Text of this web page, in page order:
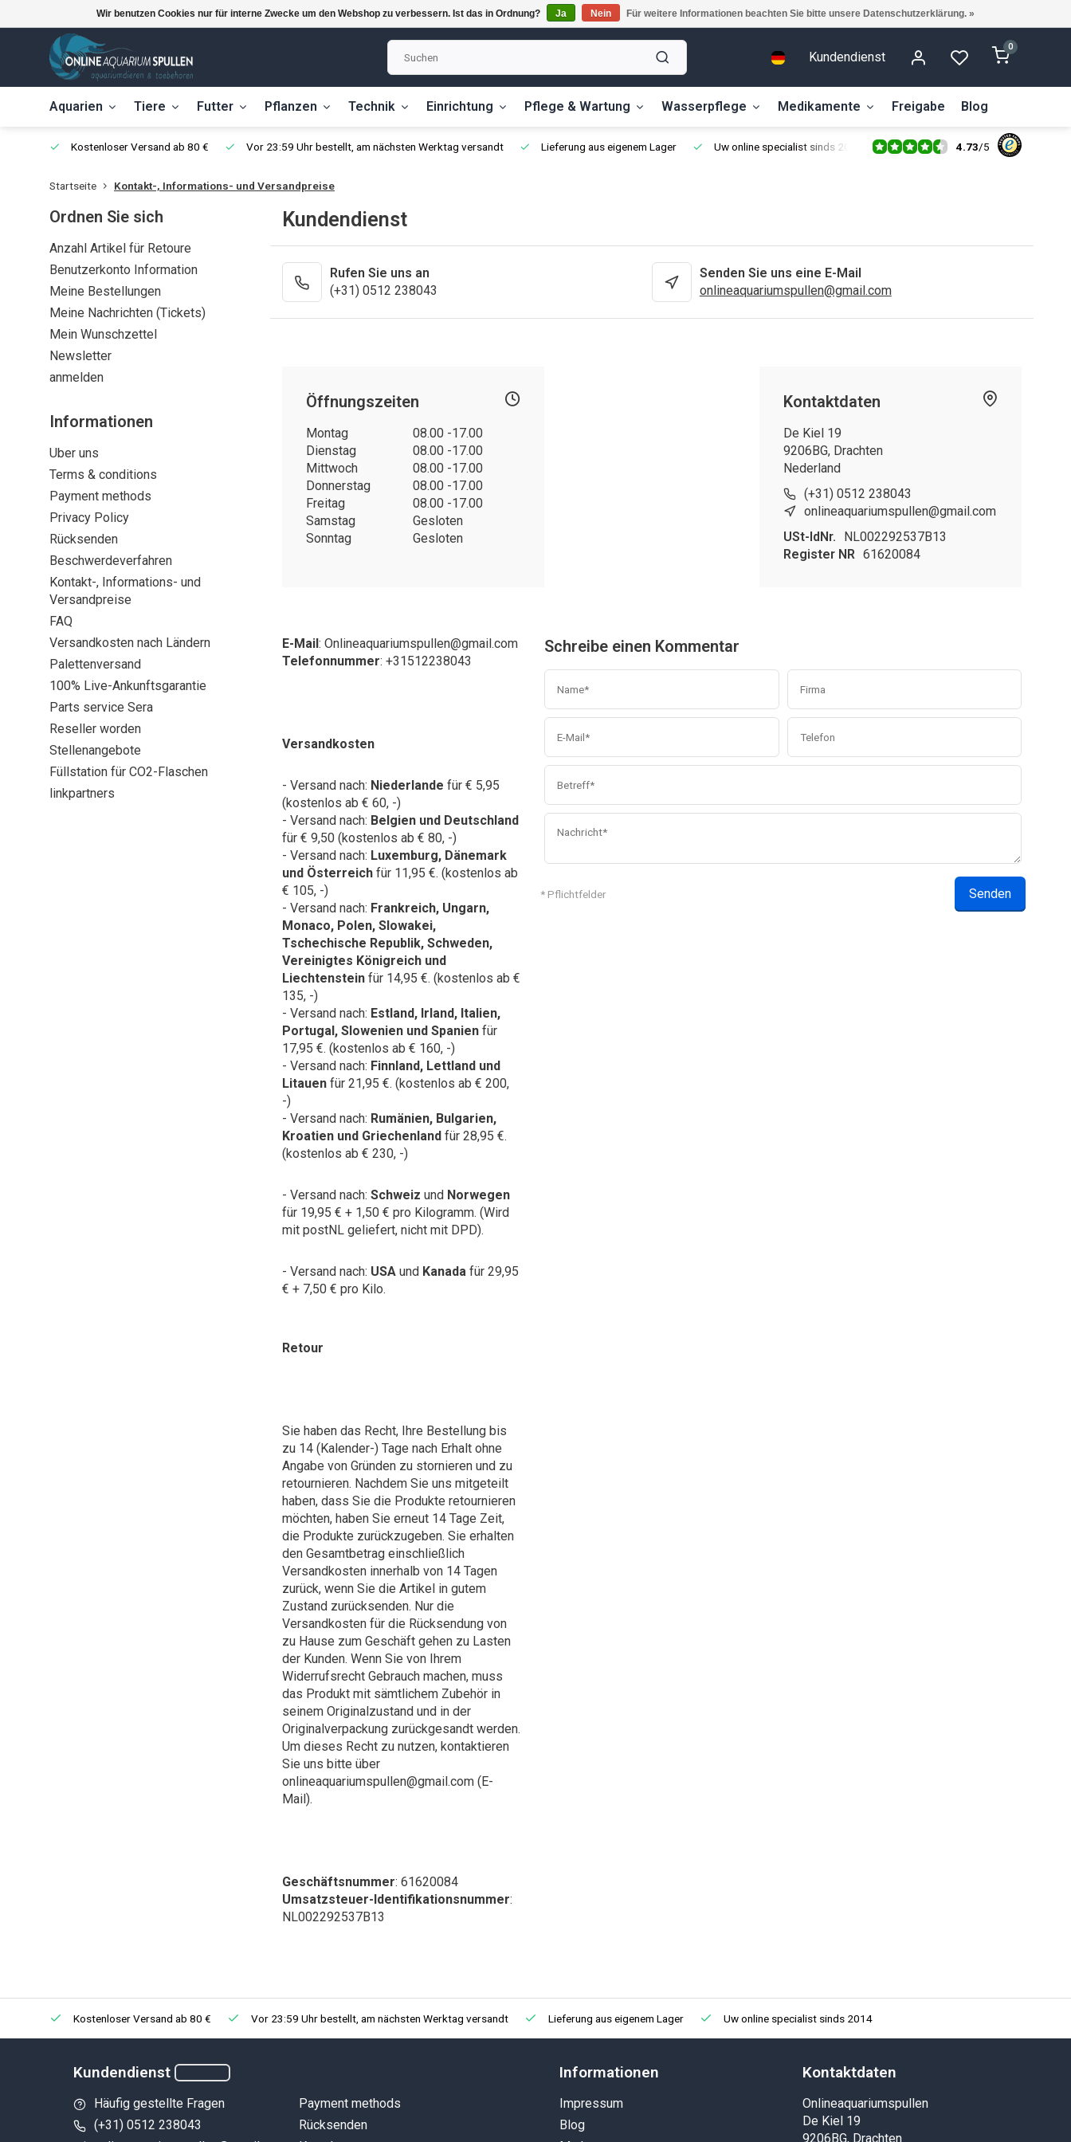
Kundendienst
0
Aquarien Tiere Futter Pflanzen Technik Einrichtung Pflege & Wartung Wasserpflege Medikamente Freigabe Blog
Kostenloser Versand ab 80 € Vor 23:59 Uhr bestellt, am nächsten Werktag versandt Lieferung aus eigenem Lager Uw online specialist sinds 2014 4.73/5
Startseite Kontakt-, Informations- und Versandpreise
Ordnen Sie sich
Anzahl Artikel für Retoure
Benutzerkonto Information
Meine Bestellungen
Meine Nachrichten (Tickets)
Mein Wunschzettel
Newsletter
anmelden
Informationen
Uber uns
Terms & conditions
Payment methods
Privacy Policy
Rücksenden
Beschwerdeverfahren
Kontakt-, Informations- und
Versandpreise
FAQ
Versandkosten nach Ländern
Palettenversand
100% Live-Ankunftsgarantie
Parts service Sera
Reseller worden
Stellenangebote
Füllstation für CO2-Flaschen
linkpartners
Kundendienst
Rufen Sie uns an
(+31) 0512 238043
Senden Sie uns eine E-Mail
onlineaquariumspullen@gmail.com
Öffnungszeiten
Montag
08.00 -17.00
Dienstag
08.00 -17.00
Mittwoch
08.00 -17.00
Donnerstag
08.00 -17.00
Freitag
08.00 -17.00
Samstag
Gesloten
Sonntag
Gesloten
Kontaktdaten
De Kiel 19
9206BG, Drachten
Nederland
(+31) 0512 238043
onlineaquariumspullen@gmail.com
USt-IdNr.
NL002292537B13
Register NR 61620084
E-Mail: Onlineaquariumspullen@gmail.com
Telefonnummer: +31512238043
Versandkosten
- Versand nach: Niederlande für € 5,95
(kostenlos ab € 60, -)
- Versand nach: Belgien und Deutschland
für € 9,50 (kostenlos ab € 80, -)
- Versand nach: Luxemburg, Dänemark
und Österreichfür 11,95 €. (kostenlos ab
€ 105, -)
- Versand nach: Frankreich, Ungarn,
Monaco, Polen, Slowakei,
Tschechische Republik, Schweden,
Vereinigtes Königreich und
Liechtensteinfür 14,95 €. (kostenlos ab €
135, -)
- Versand nach: Estland, Irland, Italien,
Portugal, Slowenien und Spanienfür
17,95 €. (kostenlos ab € 160, -)
- Versand nach: Finnland, Lettland und
Litauenfür 21,95 €. (kostenlos ab € 200,
-)
- Versand nach: Rumänien, Bulgarien,
Kroatien und Griechenlandfür 28,95 €.
(kostenlos ab € 230, -)
- Versand nach: Schweiz und Norwegen
für 19,95 € + 1,50 € pro Kilogramm. (Wird
mit postNL geliefert, nicht mit DPD).
- Versand nach: USAund Kanadafür 29,95
€ + 7,50 € pro Kilo.
Retour
Sie haben das Recht, Ihre Bestellung bis
zu 14 (Kalender-) Tage nach Erhalt ohne
Angabe von Gründen zu stornieren und zu
retournieren. Nachdem Sie uns mitgeteilt
haben, dass Sie die Produkte retournieren
möchten, haben Sie erneut 14 Tage Zeit,
die Produkte zurückzugeben. Sie erhalten
den Gesamtbetrag einschließlich
Versandkosten innerhalb von 14 Tagen
zurück, wenn Sie die Artikel in gutem
Zustand zurücksenden. Nur die
Versandkosten für die Rücksendung von
zu Hause zum Geschäft gehen zu Lasten
der Kunden. Wenn Sie von Ihrem
Widerrufsrecht Gebrauch machen, muss
das Produkt mit sämtlichem Zubehör in
seinem Originalzustand und in der
Originalverpackung zurückgesandt werden.
Um dieses Recht zu nutzen, kontaktieren
Sie uns bitte über
onlineaquariumspullen@gmail.com(E-
Mail).
Geschäftsnummer: 61620084
Umsatzsteuer-Identifikationsnummer:
NL002292537B13
Schreibe einen Kommentar
* Pflichtfelder Senden
Kostenloser Versand ab 80 € Vor 23:59 Uhr bestellt, am nächsten Werktag versandt Lieferung aus eigenem Lager Uw online specialist sinds 2014
Kundendienst
Häufig gestellte Fragen
(+31) 0512 238043
Payment methods
Rücksenden
Informationen
Impressum
Blog
Kontaktdaten
Onlineaquariumspullen
De Kiel 19
9206BG, Drachten
Wir benutzen Cookies nur für interne Zwecke um den Webshop zu verbessern. Ist das in Ordnung? Ja Nein Für weitere Informationen beachten Sie bitte unsere Datenschutzerklärung. »